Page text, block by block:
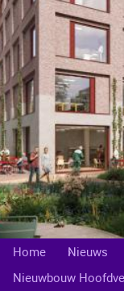
Home Nieuws
Nieuwbouw